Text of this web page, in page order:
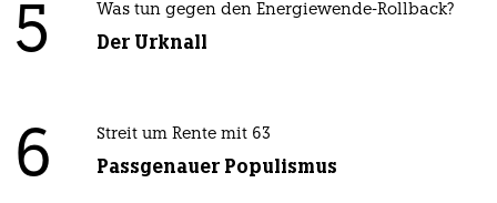
5 Was tun gegen den Energiewende-Rollback?
Der Urknall
6 Streit um Rente mit 63
Passgenauer Populismus